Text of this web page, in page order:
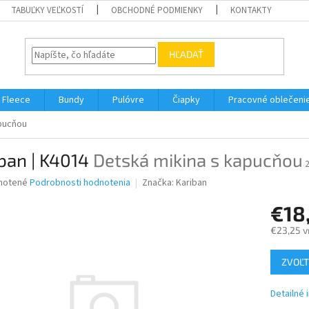
TABUĽKY VEĽKOSTÍ OBCHODNÉ PODMIENKY KONTAKTY
HĽADAŤ
Fleece Bundy Pulóvre Čiapky Pracovné
| K4014 Detská mikina s kapucňou
Podrobnosti hodnotenia Značka: Kariban
€23,25
cena:
Detailné